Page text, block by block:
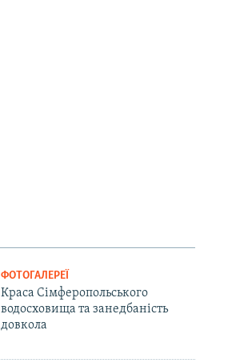
ФОТОГАЛЕРЕЇ
Краса Сімферопольського
водосховища та занедбаність
довкола